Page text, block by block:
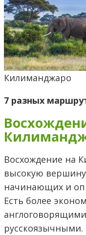
Килиманджаро
7 разных
Восхождение на
высокую
начинающих и
Есть более